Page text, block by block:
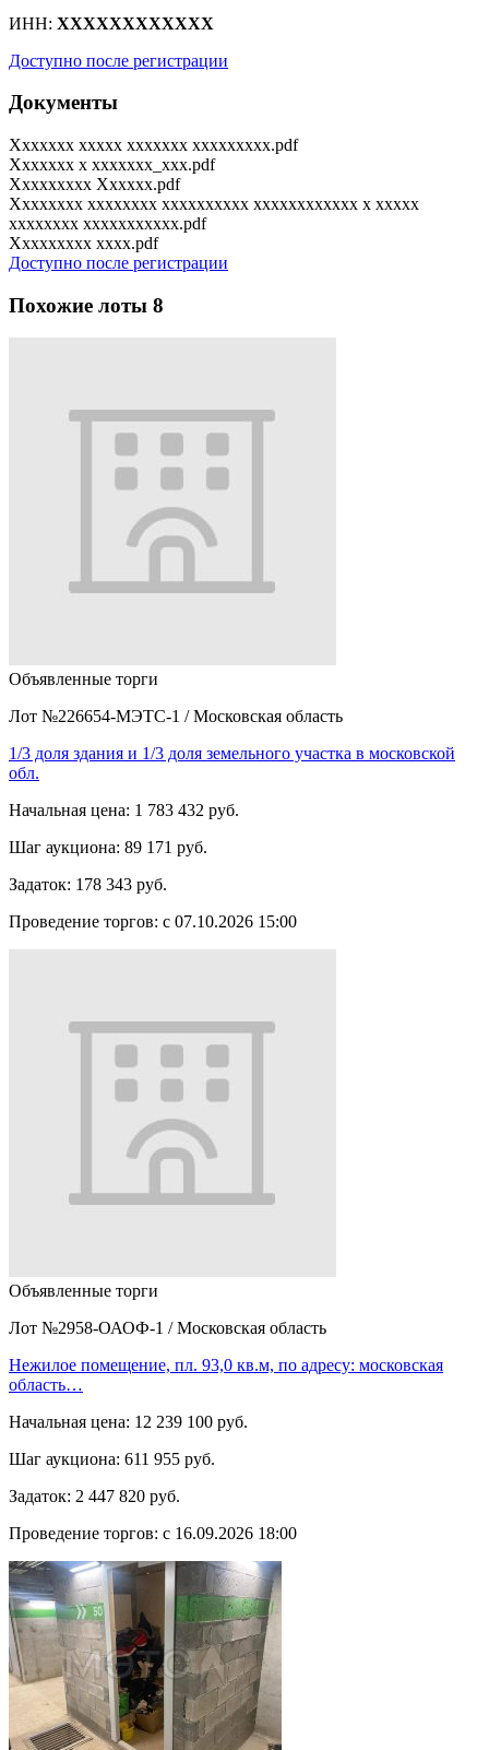
ИНН: XXXXXXXXXXXX
Доступно после регистрации
Документы
Xxxxxxx xxxxx xxxxxxx xxxxxxxxx.pdf
Xxxxxxx x xxxxxxx_xxx.pdf
Xxxxxxxxx Xxxxxx.pdf
Xxxxxxxx xxxxxxxx xxxxxxxxxx xxxxxxxxxxxx x xxxxx
xxxxxxxx xxxxxxxxxxx.pdf
Xxxxxxxxx xxxx.pdf
Доступно после регистрации
Похожие лоты 8
Объявленные торги
Лот №226654-МЭТС-1 / Московская область
1/3 доля здания и 1/3 доля земельного участка в московской
обл.
Начальная цена: 1 783 432 руб.
Шаг аукциона: 89 171 руб.
Задаток: 178 343 руб.
Проведение торгов: с 07.10.2026 15:00
Объявленные торги
Лот №2958-ОАОФ-1 / Московская область
Нежилое помещение, пл. 93,0 кв.м, по адресу: московская
область…
Начальная цена: 12 239 100 руб.
Шаг аукциона: 611 955 руб.
Задаток: 2 447 820 руб.
Проведение торгов: с 16.09.2026 18:00